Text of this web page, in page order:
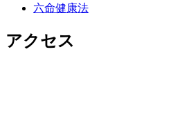
六命健康法
アクセス